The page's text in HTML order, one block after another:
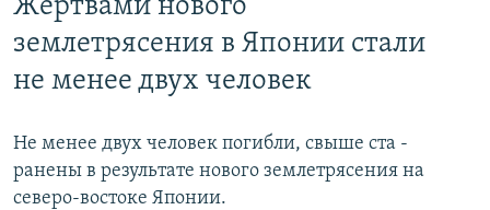
FƏRQƏ BAX
QANUNI DOĞRU
MULTIMEDIA
VIDEO
RADIO ARXIV
Жертвами нового
землетрясения в Японии стали
не менее двух человек
Не менее двух человек погибли, свыше ста -
ранены в результате нового землетрясения на
северо-востоке Японии.